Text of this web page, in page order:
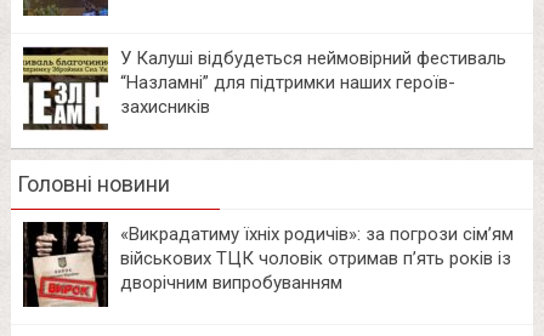
У Калуші відбудеться неймовірний фестиваль
“Назламні” для підтримки наших героїв-
захисників
Головні новини
«Викрадатиму їхніх родичів»: за погрози сім’ям
військових ТЦК чоловік отримав п’ять років із
дворічним випробуванням